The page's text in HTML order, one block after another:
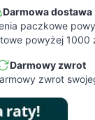
Darmowa dostawa
paczkowe
powyżej 1000
Darmowy zwrot
zwrot